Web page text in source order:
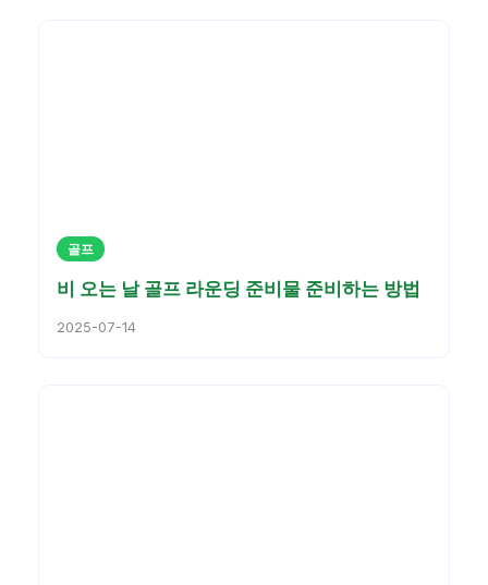
골프
비 오는 날 골프 라운딩 준비물 준비하는 방법
2025-07-14